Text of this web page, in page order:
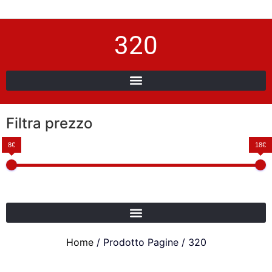
320
Filtra prezzo
8€ 18€
Home/ Prodotto Pagine / 320